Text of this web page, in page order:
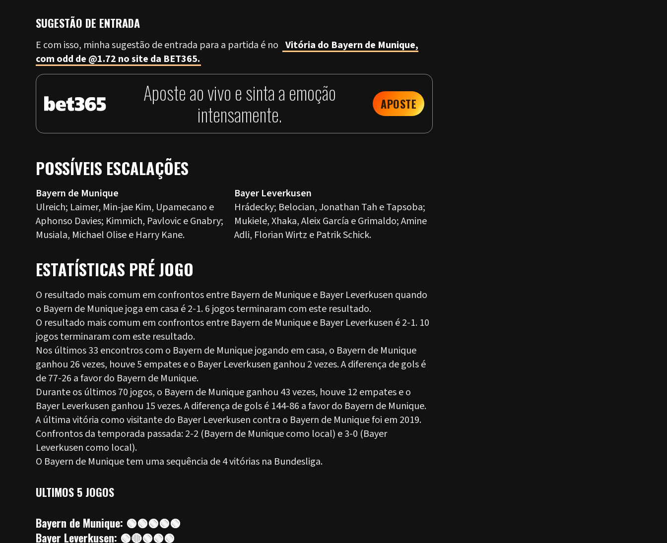
SUGESTÃO DE ENTRADA
E com isso, minha sugestão de entrada para a partida é no Vitória do Bayern de Munique,
com odd de @1.72 no site da BET365.
Aposte ao vivo e sinta a emoção
intensamente.
APOSTE
POSSÍVEIS ESCALAÇÕES
Bayern de Munique
Ulreich; Laimer, Min-jae Kim, Upamecano e
Aphonso Davies; Kimmich, Pavlovic e Gnabry;
Musiala, Michael Olise e Harry Kane.
Bayer Leverkusen
Hrádecky; Belocian, Jonathan Tah e Tapsoba;
Mukiele, Xhaka, Aleix García e Grimaldo; Amine
Adli, Florian Wirtz e Patrik Schick.
ESTATÍSTICAS PRÉ JOGO
O resultado mais comum em confrontos entre Bayern de Munique e Bayer Leverkusen quando
o Bayern de Munique joga em casa é 2-1. 6 jogos terminaram com este resultado.
O resultado mais comum em confrontos entre Bayern de Munique e Bayer Leverkusen é 2-1. 10
jogos terminaram com este resultado.
Nos últimos 33 encontros com o Bayern de Munique jogando em casa, o Bayern de Munique
ganhou 26 vezes, houve 5 empates e o Bayer Leverkusen ganhou 2 vezes. A diferença de gols é
de 77-26 a favor do Bayern de Munique.
Durante os últimos 70 jogos, o Bayern de Munique ganhou 43 vezes, houve 12 empates e o
Bayer Leverkusen ganhou 15 vezes. A diferença de gols é 144-86 a favor do Bayern de Munique.
A última vitória como visitante do Bayer Leverkusen contra o Bayern de Munique foi em 2019.
Confrontos da temporada passada: 2-2 (Bayern de Munique como local) e 3-0 (Bayer
Leverkusen como local).
O Bayern de Munique tem uma sequência de 4 vitórias na Bundesliga.
ULTIMOS 5 JOGOS
Bayern de Munique: 🟢🟢🟢🟢🟢
Bayer Leverkusen: 🟢🔴🟢🟢🟢